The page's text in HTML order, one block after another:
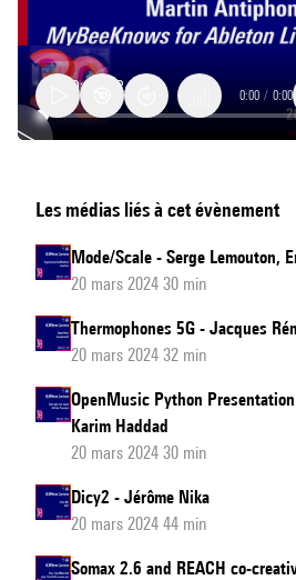
for
Ableton
Live
Music
0:00 / 0:00
Les médias liés à cet évènement
Mode/Scale - Serge Lemouton,
20 mars 2024 30 min
Thermophones 5G - Jacques
20 mars 2024 32 min
OpenMusic Python
Karim Haddad
20 mars 2024 30 min
Dicy2 - Jérôme Nika
20 mars 2024 44 min
Somax 2.6 and REACH co-